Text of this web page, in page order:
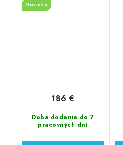
(RD100set.W)
Novinka
Doba dodania do 7
pracovných dní
186 €